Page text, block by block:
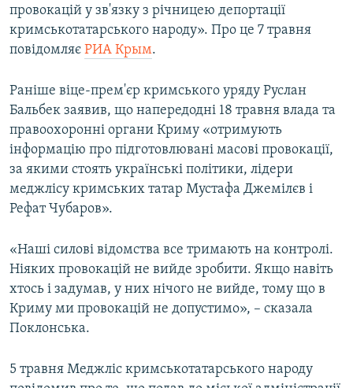
провокацій у зв'язку з річницею депортації
кримськотатарського народу». Про це 7 травня
повідомляє РИА Крым.
Раніше віце-прем'єр кримського уряду Руслан
Бальбек заявив, що напередодні 18 травня влада та
правоохоронні органи Криму «отримують
інформацію про підготовлювані масові провокації,
за якими стоять українські політики, лідери
меджлісу кримських татар Мустафа Джемілєв і
Рефат Чубаров».
«Наші силові відомства все тримають на контролі.
Ніяких провокацій не вийде зробити. Якщо навіть
хтось і задумав, у них нічого не вийде, тому що в
Криму ми провокацій не допустимо», – сказала
Поклонська.
5 травня Меджліс кримськотатарського народу